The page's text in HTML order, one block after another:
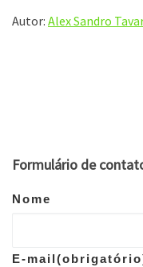
Autor: Alex Sandro
Formulário de
Nome
E-mail